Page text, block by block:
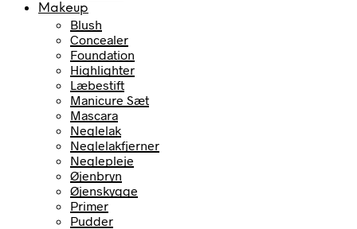
Makeup
Blush
Concealer
Foundation
Highlighter
Læbestift
Manicure Sæt
Mascara
Neglelak
Neglelakfjerner
Neglepleje
Øjenbryn
Øjenskygge
Primer
Pudder